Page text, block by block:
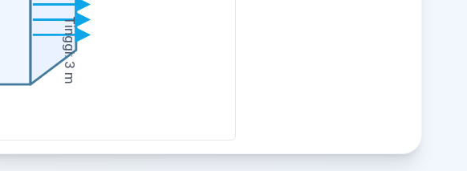
Tinggi
:
3
m